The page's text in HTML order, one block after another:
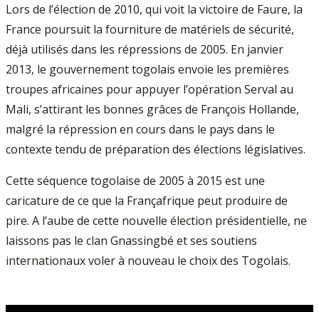
Lors de l’élection de 2010, qui voit la victoire de Faure, la
France poursuit la fourniture de matériels de sécurité,
déjà utilisés dans les répressions de 2005. En janvier
2013, le gouvernement togolais envoie les premières
troupes africaines pour appuyer l’opération Serval au
Mali, s’attirant les bonnes grâces de François Hollande,
malgré la répression en cours dans le pays dans le
contexte tendu de préparation des élections législatives.
Cette séquence togolaise de 2005 à 2015 est une
caricature de ce que la Françafrique peut produire de
pire. A l’aube de cette nouvelle élection présidentielle, ne
laissons pas le clan Gnassingbé et ses soutiens
internationaux voler à nouveau le choix des Togolais.